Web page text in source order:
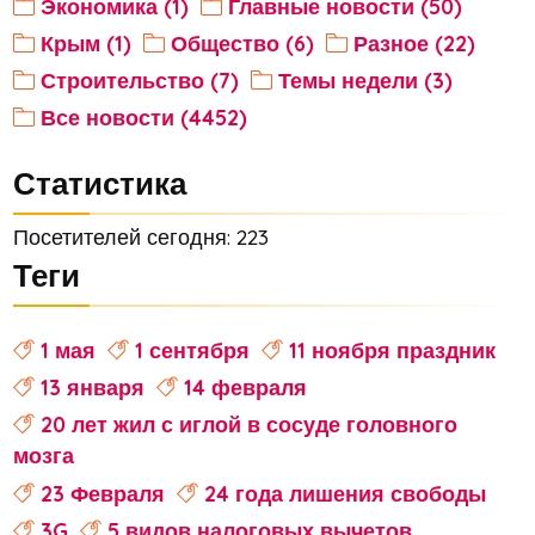
Экономика (1)
Главные новости (50)
Крым (1)
Общество (6)
Разное (22)
Строительство (7)
Темы недели (3)
Все новости (4452)
Статистика
Посетителей сегодня: 223
Теги
1 мая 1 сентября
11 ноября праздник
13 января
14 февраля
20 лет жил с иглой в сосуде головного
мозга
23 Февраля
24 года лишения свободы